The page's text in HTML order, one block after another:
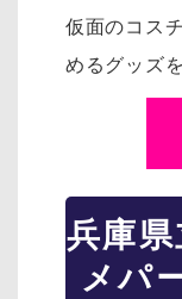
仮面のコス
めるグッズ
兵庫
メパ